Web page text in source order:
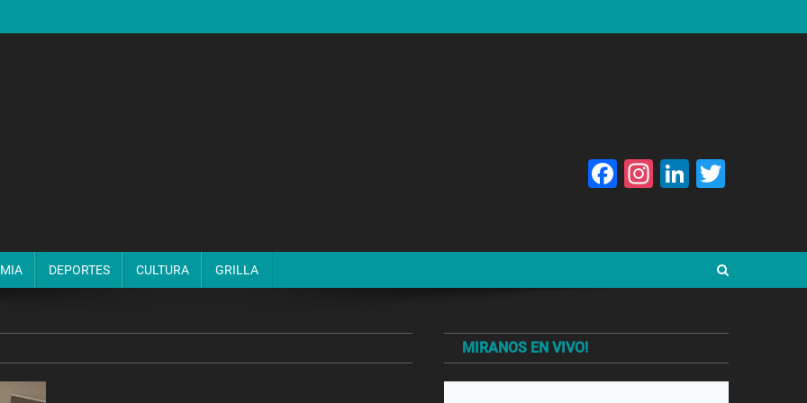
Facebook
Instagram
LinkedIn
DEPORTES CULTURA GRILLA
MIRANOS EN VIVO!